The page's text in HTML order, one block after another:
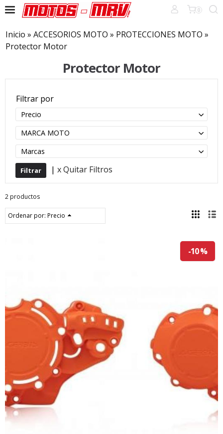
0
Inicio » ACCESORIOS MOTO » PROTECCIONES MOTO »
Protector Motor
Protector Motor
Filtrar por
Precio
MARCA MOTO
Marcas
| x Quitar Filtros
2 productos
Ordenar por: Precio
-10 %